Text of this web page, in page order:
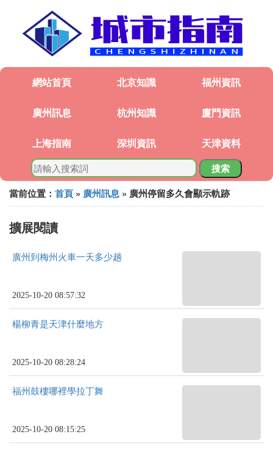
網站首頁 北京知識 福州資訊
廣州訊息 杭州知識 廈門資訊
上海指南 深圳資訊 天津資料
搜索
當前位置： 首頁 » 廣州訊息 » 廣州停留多久會顯示軌跡
擴展閱讀
廣州到梅州火車一天多少趟
2025-10-20 08:57:32
楊柳青是天津什麼地方
2025-10-20 08:28:24
福州鼓樓哪裡學拉丁舞
2025-10-20 08:15:25